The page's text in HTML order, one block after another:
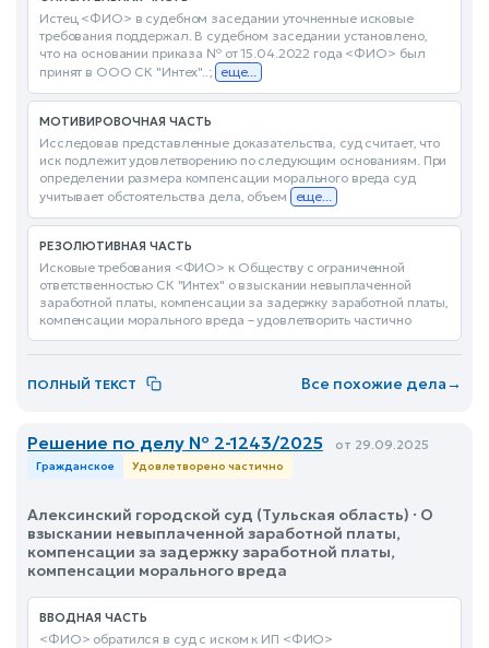
Истец <ФИО> в судебном заседании уточненные исковые
требования поддержал. В судебном заседании установлено,
что на основании приказа № от 15.04.2022 года <ФИО> был
принят в ООО СК "Интех"..; еще...
МОТИВИРОВОЧНАЯ ЧАСТЬ
Исследовав представленные доказательства, суд считает, что
иск подлежит удовлетворению по следующим основаниям. При
определении размера компенсации морального вреда суд
учитывает обстоятельства дела, объем
еще...
РЕЗОЛЮТИВНАЯ ЧАСТЬ
Исковые требования <ФИО> к Обществу с ограниченной
ответственностью СК "Интех" о взыскании невыплаченной
заработной платы, компенсации за задержку заработной платы,
компенсации морального вреда – удовлетворить частично
ПОЛНЫЙ ТЕКСТ Все похожие дела→
Решение по делу № 2-1243/2025 от 29.09.2025
Гражданское Удовлетворено частично
Алексинский городской суд (Тульская область) · О
взыскании невыплаченной заработной платы,
компенсации за задержку заработной платы,
компенсации морального вреда
ВВОДНАЯ ЧАСТЬ
<ФИО> обратился в суд с иском к ИП <ФИО>